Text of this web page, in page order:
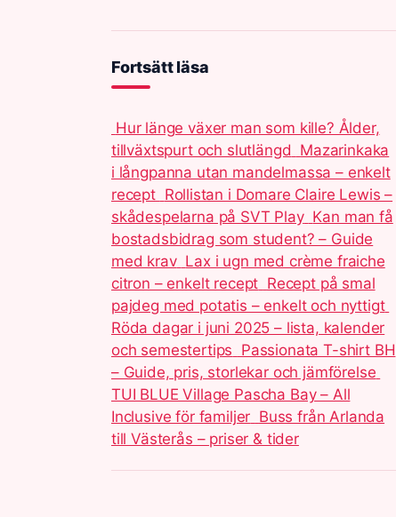
Fortsätt läsa
Hur länge växer man som kille? Ålder,
tillväxtspurt och slutlängd Mazarinkaka
i långpanna utan mandelmassa – enkelt
recept Rollistan i Domare Claire Lewis –
skådespelarna på SVT Play Kan man få
bostadsbidrag som student? – Guide
med krav Lax i ugn med crème fraiche
citron – enkelt recept Recept på smal
pajdeg med potatis – enkelt och nyttigt
Röda dagar i juni 2025 – lista, kalender
och semestertips Passionata T-shirt BH
– Guide, pris, storlekar och jämförelse
TUI BLUE Village Pascha Bay – All
Inclusive för familjer Buss från Arlanda
till Västerås – priser & tider